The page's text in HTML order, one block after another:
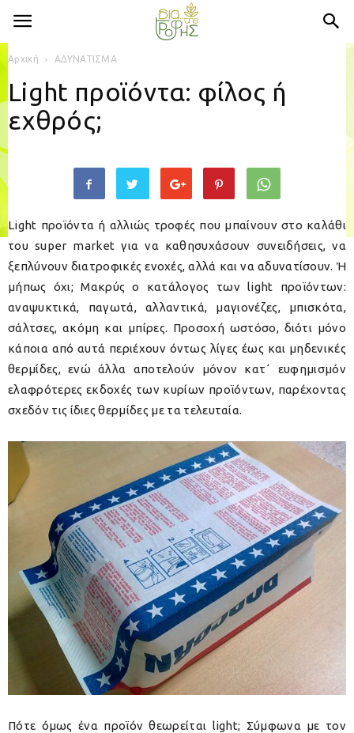
Αρχική ΑΔΥΝΑΤΙΣΜΑ
Light προϊόντα: φίλος ή
εχθρός;
Light προϊόντα ή αλλιώς τροφές που μπαίνουν στο καλάθι
του super market για να καθησυχάσουν συνειδήσεις, να
ξεπλύνουν διατροφικές ενοχές, αλλά και να αδυνατίσουν. Ή
μήπως όχι; Μακρύς ο κατάλογος των light προϊόντων:
αναψυκτικά, παγωτά, αλλαντικά, μαγιονέζες, μπισκότα,
σάλτσες, ακόμη και μπίρες. Προσοχή ωστόσο, διότι μόνο
κάποια από αυτά περιέχουν όντως λίγες έως και μηδενικές
θερμίδες, ενώ άλλα αποτελούν μόνον κατ΄ ευφημισμόν
ελαφρότερες εκδοχές των κυρίων προϊόντων, παρέχοντας
σχεδόν τις ίδιες θερμίδες με τα τελευταία.
Πότε όμως ένα προϊόν θεωρείται light; Σύμφωνα με τον